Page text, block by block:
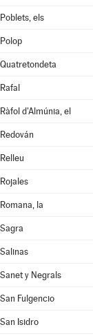
Poblets, els
Polop
Quatretondeta
Rafal
Ràfol d'Almúnia, el
Redován
Relleu
Rojales
Romana, la
Sagra
Salinas
Sanet y Negrals
San Fulgencio
San Isidro